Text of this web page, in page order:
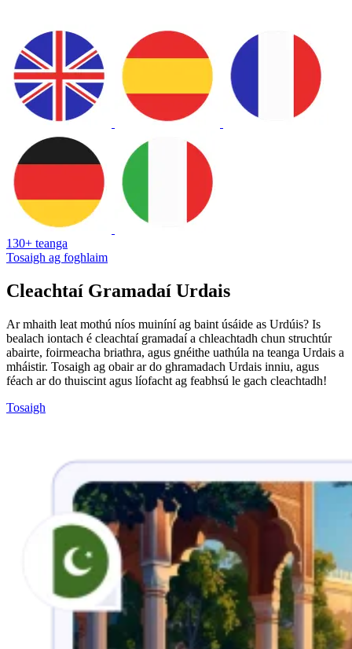
130+ teanga
Tosaigh ag foghlaim
Cleachtaí Gramadaí Urdais
Ar mhaith leat mothú níos muiníní ag baint úsáide as Urdúis? Is
bealach iontach é cleachtaí gramadaí a chleachtadh chun struchtúr
abairte, foirmeacha briathra, agus gnéithe uathúla na teanga Urdais a
mháistir. Tosaigh ag obair ar do ghramadach Urdais inniu, agus
féach ar do thuiscint agus líofacht ag feabhsú le gach cleachtadh!
Tosaigh